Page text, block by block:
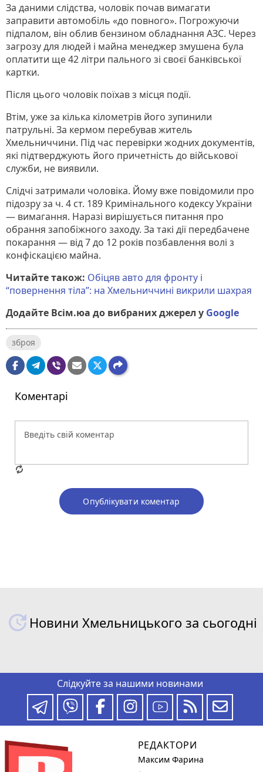
За даними слідства, чоловік почав вимагати
заправити автомобіль «до повного». Погрожуючи
підпалом, він облив бензином обладнання АЗС. Через
загрозу для людей і майна менеджер змушена була
оплатити ще 42 літри пального зі своєї банківської
картки.
Після цього чоловік поїхав з місця події.
Втім, уже за кілька кілометрів його зупинили
патрульні. За кермом перебував житель
Хмельниччини. Під час перевірки жодних документів,
які підтверджують його причетність до військової
служби, не виявили.
Слідчі затримали чоловіка. Йому вже повідомили про
підозру за ч. 4 ст. 189 Кримінального кодексу України
— вимагання. Наразі вирішується питання про
обрання запобіжного заходу. За такі дії передбачене
покарання — від 7 до 12 років позбавлення волі з
конфіскацією майна.
Читайте також: Обіцяв авто для фронту і
“повернення тіла”: на Хмельниччині викрили шахрая
Додайте Всім.юа до вибраних джерел у Google
зброя
Коментарі
Опублікувати коментар
Новини Хмельницького за сьогодні
Слідкуйте за нашими новинами
РЕДАКТОРИ
Максим Фарина